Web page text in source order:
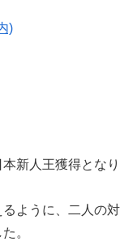
)
新人王獲得となり
ように、二人の対
。